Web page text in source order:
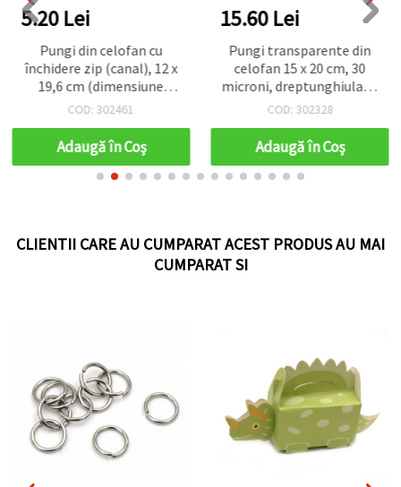
5.20 Lei
Pungi din celofan cu
închidere zip (canal), 12 x
19,6 cm (dimensiune
interioară 10,4 x 16 cm),
COD: 302461
Adaugă în Coş
15.60 Lei
Pungi transparente din
celofan 15 x 20 cm, 30
microni, dreptunghiulare,
200 buc – pentru
cadouri, bijuterii și
proiecte DIY și craft
COD: 302328
Adaugă în Coş
CLIENTII CARE AU CUMPARAT ACEST PRODUS AU MAI
CUMPARAT SI